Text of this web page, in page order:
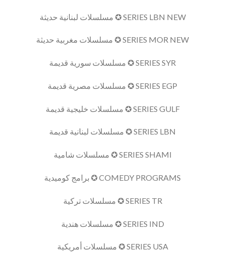
SERIES LBN NEW ✪ مسلسلات لبنانية حديثة
SERIES MOR NEW ✪ مسلسلات مغربية حديثة
SERIES SYR ✪ مسلسلات سورية قديمة
SERIES EGP ✪ مسلسلات مصرية قديمة
SERIES GULF ✪ مسلسلات خليجية قديمة
SERIES LBN ✪ مسلسلات لبنانية قديمة
SERIES SHAMI ✪ مسلسلات شامية
COMEDY PROGRAMS ✪ برامج كوميدية
SERIES TR ✪ مسلسلات تركية
SERIES IND ✪ مسلسلات هندية
SERIES USA ✪ مسلسلات أمريكية